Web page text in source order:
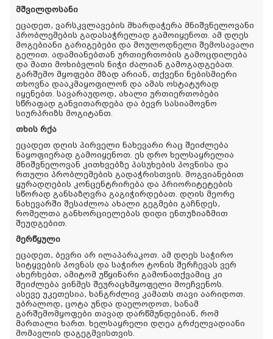
მშვილდოსანი
ეცადეთ, ვარსკვლავების მხარდაჭერა მნიშვნელოვანი
პრობლემების გადასაჭრელად გამოიყენოთ. ამ დღეს
მოგებიანი გარიგებები და მოულოდნელი შემოსავალი
გელით. ადამიანებთან ურთიერთობის გამოცდილება
და მათი მოხიბვლის ნიჭი ძალიან გამოგადგებათ.
გარშემო მყოფები მზად არიან, თქვენი ნებისმიერი
თხოვნა დააკმაყოფილონ და ამას ოსტატურად
იყენებთ. სავარაუდოდ, ახალი ურთიერთობები
სწრაფად განვითარდება და ბევრ სასიამოვნო
სიურპრიზს მოგიტანთ.
თხის რქა
ეცადეთ დღის პირველი ნახევარი რაც შეიძლება
ნაყოფიერად გამოიყენოთ. ეს დრო ხელსაყრელია
მნიშვნელოვან კითხვებზე პასუხების პოვნისა და
რთული პრობლემების გადაჭრისთვის. მოგვიანებით
ყურადღების კონცენტრირება და პრიორიტეტების
სწორად განსაზღვრა გაგიჭირდებათ. დღის მეორე
ნახევარში შესაძლოა ახალი გეგმები გაჩნდეს,
რომელთა განხორციელებას დიდი ენთუზიაზმით
შეუდგებით.
მერწყული
ეცადეთ, ბევრი არ ილაპარაკოთ. ამ დღეს საჭირო
სიტყვების პოვნას და საჭირო ტონის შერჩევას ვერ
ახერხებთ, ამიტომ უწყინარი გამონათქვამიც კი
შეიძლება ვინმეს შეურაცხმყოფელი მოეჩვენოს.
ასევე უკეთესია, ხანგრძლივ კამათს თავი აარიდოთ.
უბრალოდ, ცოტა უნდა დაელოდოთ, სანამ
გარშემომყოფები თავად დარწმუნდებიან, რომ
მართალი ხართ. ხელსაყრელი დღეა გრძელვადიანი
მომავლის დაგეგმვისთვის.